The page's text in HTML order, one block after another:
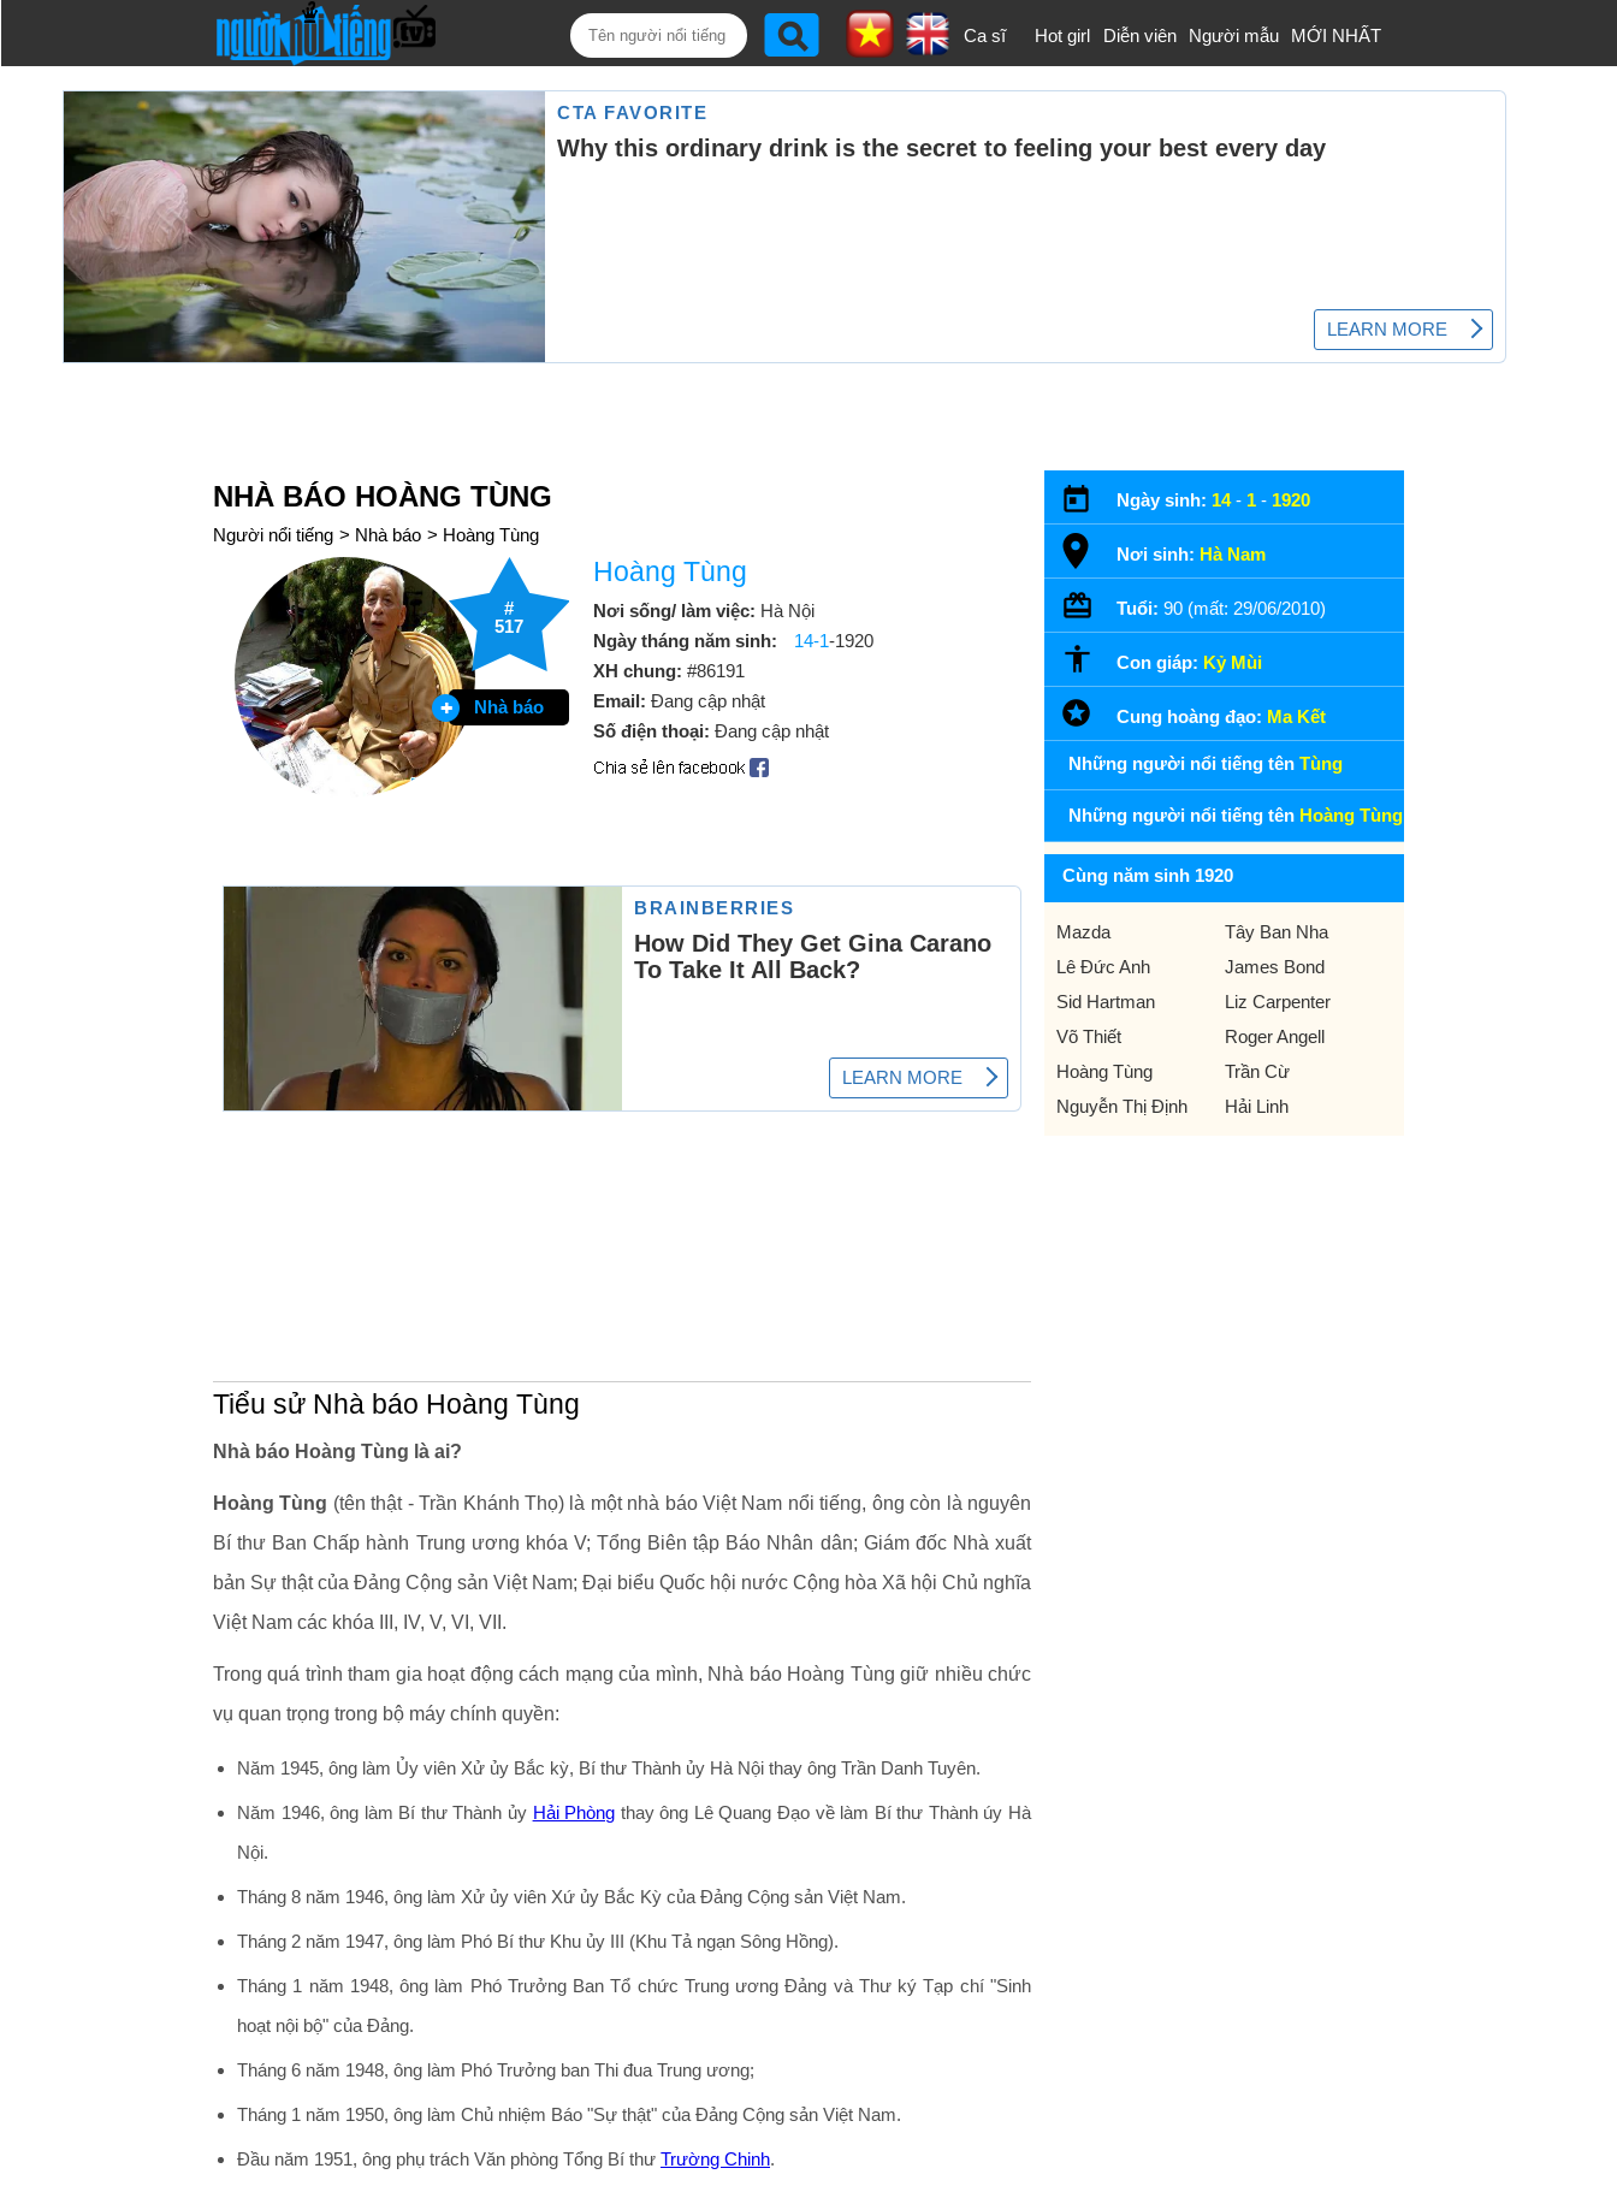
Ca sĩ Hot girl Diễn viên Người mẫu MỚI NHẤT
NHÀ BÁO HOÀNG TÙNG
Người nổi tiếng > Nhà báo > Hoàng Tùng
#
517
Nhà báo
Hoàng Tùng
Nơi sống/ làm việc: Hà Nội
Ngày tháng năm sinh:
14-1-1920
XH chung: #86191
Email: Đang cập nhật
Số điện thoại: Đang cập nhật
Tiểu sử Nhà báo Hoàng Tùng
Nhà báo Hoàng Tùng là ai?
Hoàng Tùng (tên thật - Trần Khánh Thọ) là một nhà báo Việt Nam nổi tiếng, ông còn là nguyên
Bí thư Ban Chấp hành Trung ương khóa V; Tổng Biên tập Báo Nhân dân; Giám đốc Nhà xuất
bản Sự thật của Ðảng Cộng sản Việt Nam; Đại biểu Quốc hội nước Cộng hòa Xã hội Chủ nghĩa
Việt Nam các khóa III, IV, V, VI, VII.
Trong quá trình tham gia hoạt động cách mạng của mình, Nhà báo Hoàng Tùng giữ nhiều chức
vụ quan trọng trong bộ máy chính quyền:
Năm 1945, ông làm Ủy viên Xử ủy Bắc kỳ, Bí thư Thành ủy Hà Nội thay ông Trần Danh Tuyên.
Năm 1946, ông làm Bí thư Thành ủy Hải Phòng thay ông Lê Quang Đạo về làm Bí thư Thành úy Hà
Nội.
Tháng 8 năm 1946, ông làm Xử ủy viên Xứ ủy Bắc Kỳ của Ðảng Cộng sản Việt Nam.
Tháng 2 năm 1947, ông làm Phó Bí thư Khu ủy III (Khu Tả ngạn Sông Hồng).
Tháng 1 năm 1948, ông làm Phó Trưởng Ban Tổ chức Trung ương Đảng và Thư ký Tạp chí "Sinh
hoạt nội bộ" của Ðảng.
Tháng 6 năm 1948, ông làm Phó Trưởng ban Thi đua Trung ương;
Tháng 1 năm 1950, ông làm Chủ nhiệm Báo "Sự thật" của Ðảng Cộng sản Việt Nam.
Ðầu năm 1951, ông phụ trách Văn phòng Tổng Bí thư Trường Chinh.
Ngày sinh: 14- 1 - 1920
Nơi sinh: Hà Nam
Tuổi: 90 (mất: 29/06/2010)
Con giáp: Kỷ Mùi
Cung hoàng đạo: Ma Kết
Những người nổi tiếng tên Tùng
Những người nổi tiếng tên Hoàng Tùng
Cùng năm sinh 1920
Mazda
Tây Ban Nha
Lê Đức Anh
James Bond
Sid Hartman
Liz Carpenter
Võ Thiết
Roger Angell
Hoàng Tùng
Trần Cừ
Nguyễn Thị Định
Hải Linh